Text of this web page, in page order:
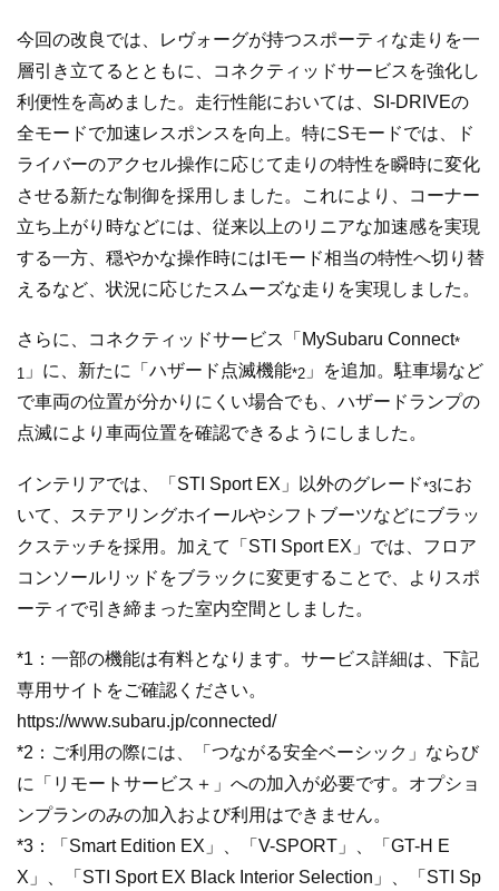
今回の改良では、レヴォーグが持つスポーティな走りを一
層引き立てるとともに、コネクティッドサービスを強化し
利便性を高めました。走行性能においては、SI-DRIVEの
全モードで加速レスポンスを向上。特にSモードでは、ド
ライバーのアクセル操作に応じて走りの特性を瞬時に変化
させる新たな制御を採用しました。これにより、コーナー
立ち上がり時などには、従来以上のリニアな加速感を実現
する一方、穏やかな操作時にはIモード相当の特性へ切り替
えるなど、状況に応じたスムーズな走りを実現しました。
さらに、コネクティッドサービス「MySubaru Connect*
1 」に、新たに「ハザード点滅機能*2 」を追加。駐車場など
で車両の位置が分かりにくい場合でも、ハザードランプの
点滅により車両位置を確認できるようにしました。
インテリアでは、「STI Sport EX」以外のグレード*3にお
いて、ステアリングホイールやシフトブーツなどにブラッ
クステッチを採用。加えて「STI Sport EX」では、フロア
コンソールリッドをブラックに変更することで、よりスポ
ーティで引き締まった室内空間としました。
*1：一部の機能は有料となります。サービス詳細は、下記
専用サイトをご確認ください。
https://www.subaru.jp/connected/
*2：ご利用の際には、「つながる安全ベーシック」ならび
に「リモートサービス＋」への加入が必要です。オプショ
ンプランのみの加入および利用はできません。
*3：「Smart Edition EX」、「V-SPORT」、「GT-H E
X」、「STI Sport EX Black Interior Selection」、「STI Sp